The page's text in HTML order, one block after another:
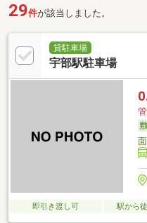
29件が該当しました。
貸駐車場
宇部駅駐車場
即引き渡し可 駅から